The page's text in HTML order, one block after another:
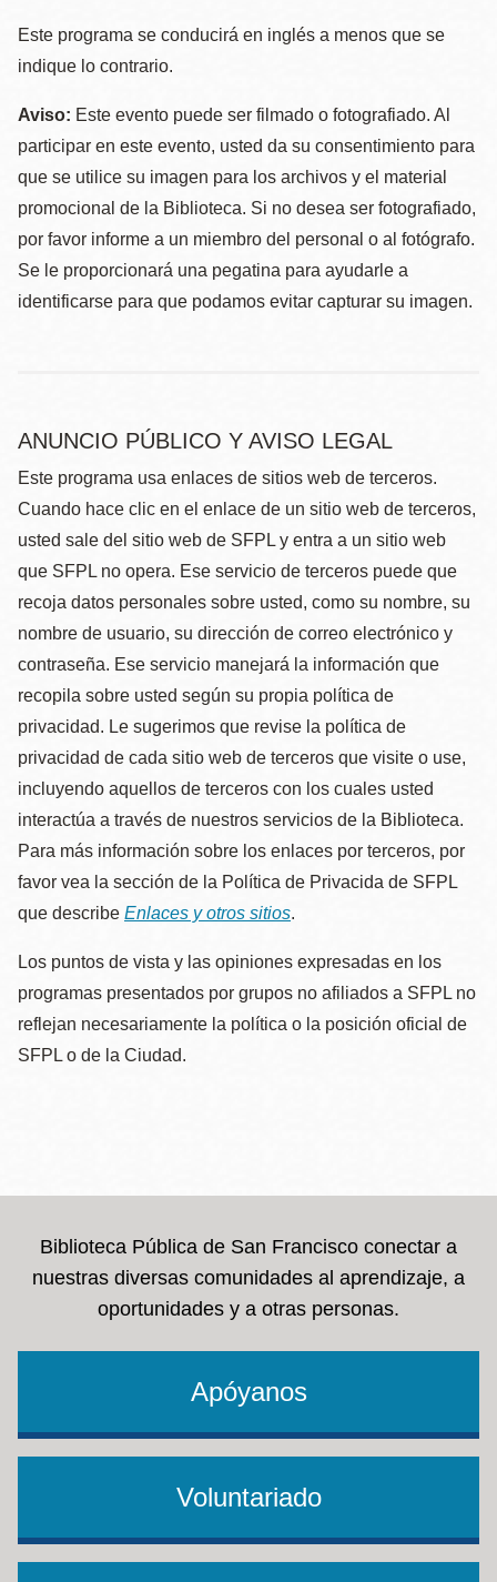
Este programa se conducirá en inglés a menos que se
indique lo contrario.
Aviso: Este evento puede ser filmado o fotografiado. Al
participar en este evento, usted da su consentimiento para
que se utilice su imagen para los archivos y el material
promocional de la Biblioteca. Si no desea ser fotografiado,
por favor informe a un miembro del personal o al fotógrafo.
Se le proporcionará una pegatina para ayudarle a
identificarse para que podamos evitar capturar su imagen.
ANUNCIO PÚBLICO Y AVISO LEGAL
Este programa usa enlaces de sitios web de terceros.
Cuando hace clic en el enlace de un sitio web de terceros,
usted sale del sitio web de SFPL y entra a un sitio web
que SFPL no opera. Ese servicio de terceros puede que
recoja datos personales sobre usted, como su nombre, su
nombre de usuario, su dirección de correo electrónico y
contraseña. Ese servicio manejará la información que
recopila sobre usted según su propia política de
privacidad. Le sugerimos que revise la política de
privacidad de cada sitio web de terceros que visite o use,
incluyendo aquellos de terceros con los cuales usted
interactúa a través de nuestros servicios de la Biblioteca.
Para más información sobre los enlaces por terceros, por
favor vea la sección de la Política de Privacida de SFPL
que describe Enlaces y otros sitios.
Los puntos de vista y las opiniones expresadas en los
programas presentados por grupos no afiliados a SFPL no
reflejan necesariamente la política o la posición oficial de
SFPL o de la Ciudad.
Biblioteca Pública de San Francisco conectar a
nuestras diversas comunidades al aprendizaje, a
oportunidades y a otras personas.
Apóyanos
Voluntariado